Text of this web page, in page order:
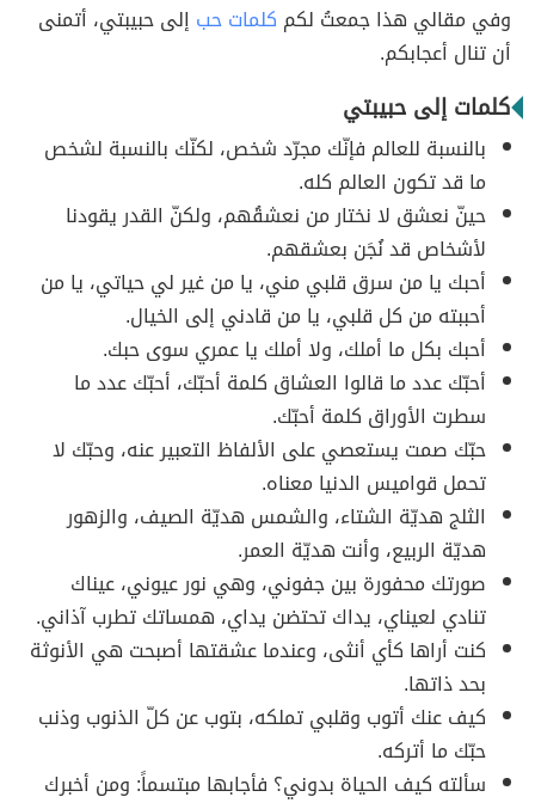
وفي مقالي هذا جمعتُ لكم كلمات حب إلى حبيبتي، أتمنى
أن تنال أعجابكم.
كلمات إلى حبيبتي
بالنسبة للعالم فإنّك مجرّد شخص، لكنّك بالنسبة لشخص
ما قد تكون العالم كله.
حينّ نعشق لا نختار من نعشقُهم، ولكنّ القدر يقودنا
لأشخاص قد نُجَن بعشقهم.
أحبك يا من سرق قلبي مني، يا من غير لي حياتي، يا من
أحببته من كل قلبي، يا من قادني إلى الخيال.
أحبك بكل ما أملك، ولا أملك يا عمري سوى حبك.
أحبّك عدد ما قالوا العشاق كلمة أحبّك، أحبّك عدد ما
سطرت الأوراق كلمة أحبّك.
حبّك صمت يستعصي على الألفاظ التعبير عنه، وحبّك لا
تحمل قواميس الدنيا معناه.
الثلج هديّة الشتاء، والشمس هديّة الصيف، والزهور
هديّة الربيع، وأنت هديّة العمر.
صورتك محفورة بين جفوني، وهي نور عيوني، عيناك
تنادي لعيناي، يداك تحتضن يداي، همساتك تطرب آذاني.
كنت أراها كأي أنثى، وعندما عشقتها أصبحت هي الأنوثة
بحد ذاتها.
كيف عنك أتوب وقلبي تملكه، بتوب عن كلّ الذنوب وذنب
حبّك ما أتركه.
سألته كيف الحياة بدوني؟ فأجابها مبتسماً: ومن أخبرك